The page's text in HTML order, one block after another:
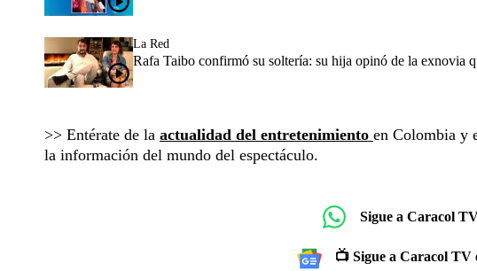
La Red
Rafa Taibo confirmó su soltería: su hija opinó de la exnovia
>> Entérate de la actualidad del entretenimiento en Colombia y
la información del mundo del espectáculo.
Sigue a Caracol
📺 Sigue a Caracol TV